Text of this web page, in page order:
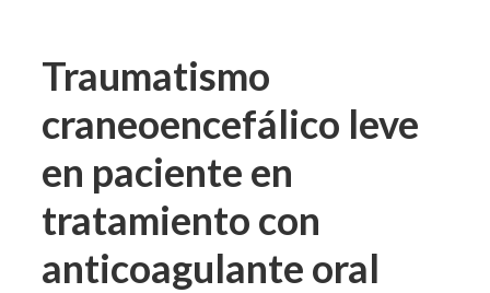
Traumatismo
craneoencefálico leve
en paciente en
tratamiento con
anticoagulante oral